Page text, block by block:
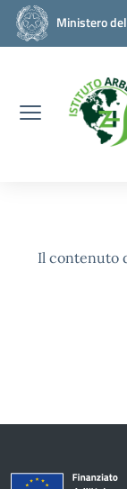
Vai ai contenuti
Vai al menu di
Vai al footer
Ministero
Il contenuto